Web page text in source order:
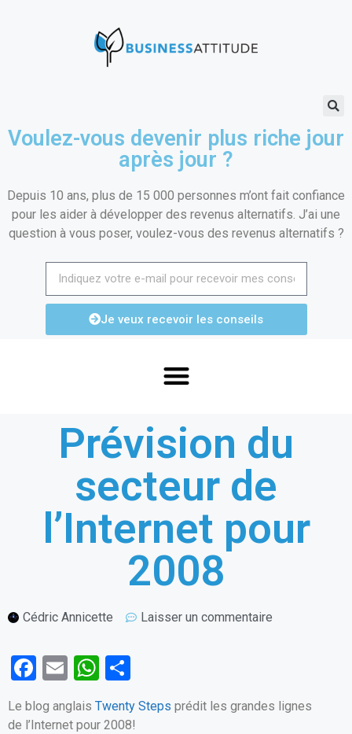
Voulez-vous devenir plus riche jour
après jour ?
Depuis 10 ans, plus de 15 000 personnes m’ont fait confiance
pour les aider à développer des revenus alternatifs. J’ai une
question à vous poser, voulez-vous des revenus alternatifs ?
Je veux recevoir les conseils
Prévision du
secteur de
l’Internet pour
2008
Cédric Annicette Laisser un commentaire
F
ce
E
m
ail
W
h
at
ar
ta
Le blog anglais Twenty Steps prédit les grandes lignes
de l’Internet pour 2008!